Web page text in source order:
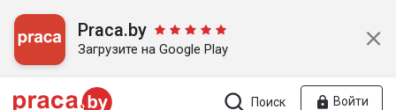
Praca.by
Загрузите на Google Play
Поиск Войти